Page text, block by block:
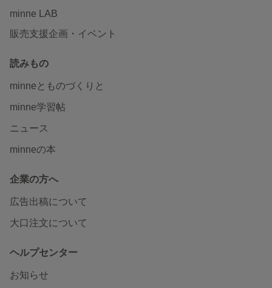
minne LAB
販売支援企画・イベント
読みもの
minneとものづくりと
minne学習帖
ニュース
minneの本
企業の方へ
広告出稿について
大口注文について
ヘルプセンター
お知らせ